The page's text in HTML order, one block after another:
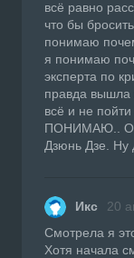
всё равно
что бы
понимаю
я понимаю
эксперта по
правда вышла
всё и не
ПОНИМАЮ..
Дзюнь Дзе. Ну
Икс 20
Смотрела я
Хотя начала